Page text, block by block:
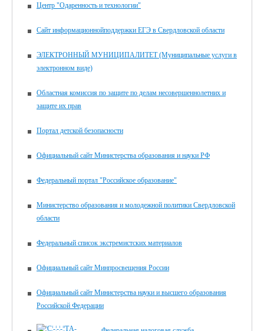
Центр "Одаренность и технологии"
Сайт информационнойподдержки ЕГЭ в Свердловской области
ЭЛЕКТРОННЫЙ МУНИЦИПАЛИТЕТ (Муниципальные услуги в
электронном виде)
Областная комиссия по защите по делам несовершеннолетних и
защите их прав
Портал детской безопасности
Официальный сайт Министерства образования и науки РФ
Федеральный портал "Российское образование"
Министерство образования и молодежной политики Свердловской
области
Федеральный список экстремистских материалов
Официальный сайт Минпросвещения России
Официальный сайт Министерства науки и высшего образования
Российской Федерации